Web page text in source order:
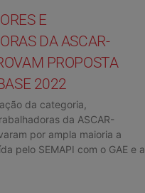
E
DA ASCAR-
PROPOSTA
2022
da categoria,
da ASCAR-
por ampla maioria a
pelo SEMAPI com o GAE e a